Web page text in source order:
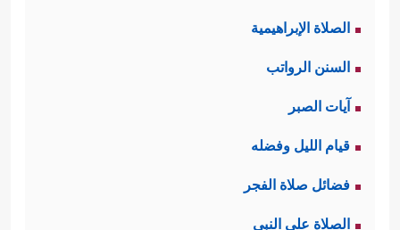
الصلاة الإبراهيمية
السنن الرواتب
آيات الصبر
قيام الليل وفضله
فضائل صلاة الفجر
الصلاة على النبي